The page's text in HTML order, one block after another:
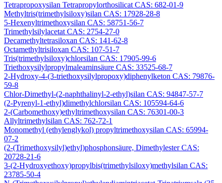
Tetrapropoxysilan Tetrapropylorthosilicat CAS: 682-01-9
Methyltris(trimethylsiloxy)silan CAS: 17928-28-8
5-Hexenyltrimethoxysilan CAS: 58751-56-7
Trimethylsilylacetat CAS: 2754-27-0
Decamethyltetrasiloxan CAS: 141-62-8
Octamethyltrisiloxan CAS: 107-51-7
Tris(trimethylsiloxy)chlorsilan CAS: 17905-99-6
Triethoxysilylpropylmaleaminsäure CAS: 33525-68-7
2-Hydroxy-4-(3-triethoxysilylpropoxy)diphenylketon CAS: 79876-
59-8
Chlor-Dimethyl-(2-naphthalinyl-2-ethyl)silan CAS: 94847-57-7
(2-Pyrenyl-1-ethyl)dimethylchlorsilan CAS: 105594-64-6
2-(Carbomethoxy)ethyltrimethoxysilan CAS: 76301-00-3
Allyltrimethylsilan CAS: 762-72-1
Monomethyl (ethylenglykol) propyltrimethoxysilan CAS: 65994-
07-2
(2-(Trimethoxysilyl)ethyl)phosphonsäure, Dimethylester CAS:
20728-21-6
3-(2-Hydroxyethoxy)propylbis(trimethylsiloxy)methylsilan CAS:
23785-50-4